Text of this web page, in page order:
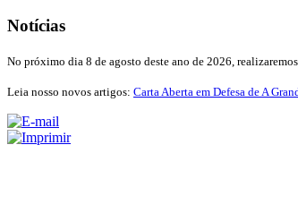
Notícias
No próximo dia 8 de agosto deste ano de 2026,
Leia nosso novos artigos: Carta Aberta em Defesa de A